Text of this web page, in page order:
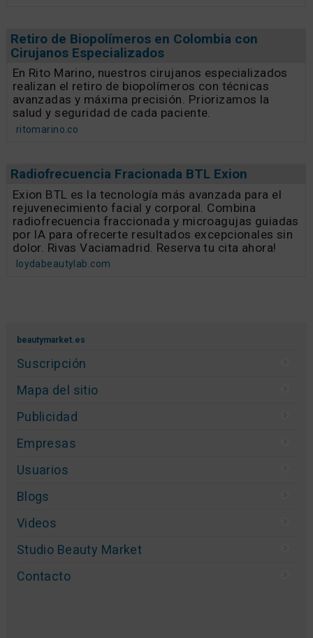
Retiro de Biopolímeros en Colombia con
Cirujanos Especializados
En Rito Marino, nuestros cirujanos especializados
realizan el retiro de biopolímeros con técnicas
avanzadas y máxima precisión. Priorizamos la
salud y seguridad de cada paciente.
ritomarino.co
Radiofrecuencia Fracionada BTL Exion
Exion BTL es la tecnología más avanzada para el
rejuvenecimiento facial y corporal. Combina
radiofrecuencia fraccionada y microagujas guiadas
por IA para ofrecerte resultados excepcionales sin
dolor. Rivas Vaciamadrid. Reserva tu cita ahora!
loydabeautylab.com
beautymarket.es
Suscripción
Mapa del sitio
Publicidad
Empresas
Usuarios
Blogs
Videos
Studio Beauty Market
Contacto